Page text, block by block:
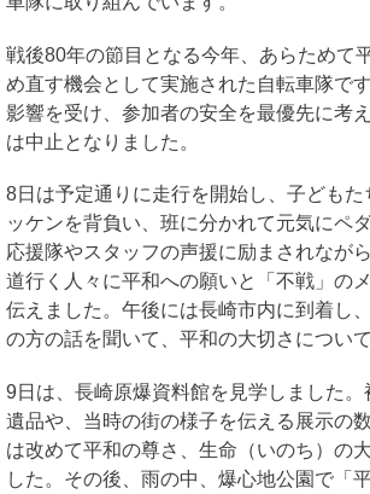
戦後80年の節目となる今年、あらためて
め直す機会として実施された自転車隊で
影響を受け、参加者の安全を最優先に考
は中止となりました。
8日は予定通りに走行を開始し、子ども
ッケンを背負い、班に分かれて元気にペ
応援隊やスタッフの声援に励まされなが
道行く人々に平和への願いと「不戦」の
伝えました。午後には長崎市内に到着し
の方の話を聞いて、平和の大切さについ
9日は、長崎原爆資料館を見学しました
遺品や、当時の街の様子を伝える展示の
は改めて平和の尊さ、生命（いのち）の
した。その後、雨の中、爆心地公園で「